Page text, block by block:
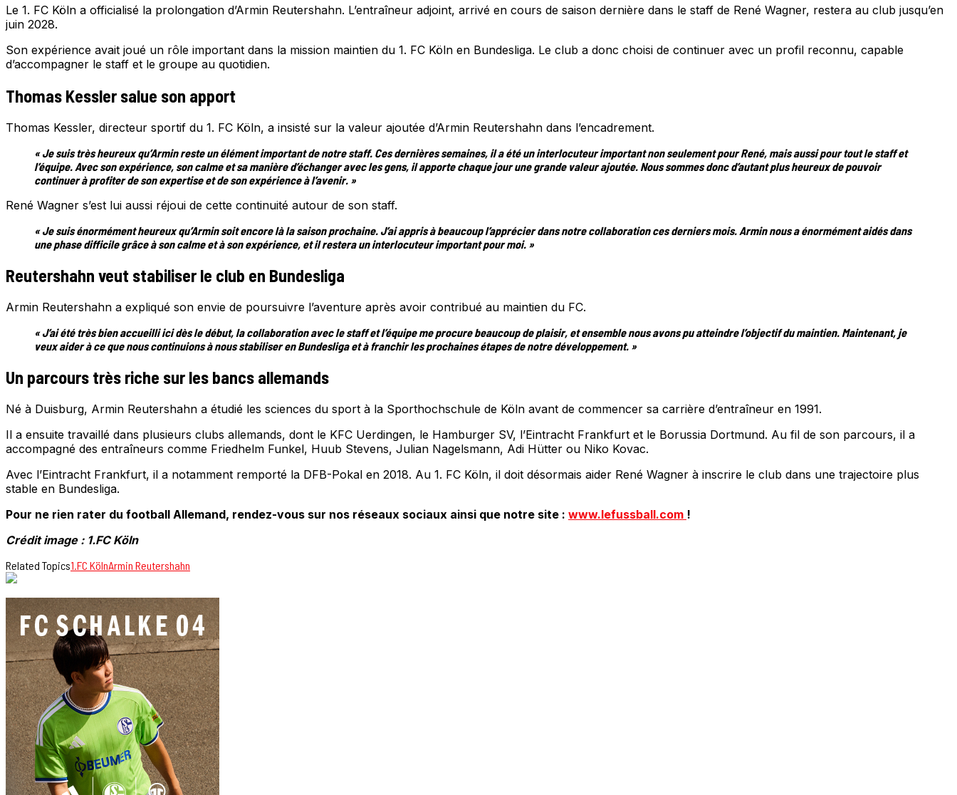
Le 1. FC Köln a officialisé la prolongation d’Armin Reutershahn. L’entraîneur adjoint, arrivé en cours de saison dernière dans le staff de René Wagner, restera au club jusqu’en
juin 2028.
Son expérience avait joué un rôle important dans la mission maintien du 1. FC Köln en Bundesliga. Le club a donc choisi de continuer avec un profil reconnu, capable
d’accompagner le staff et le groupe au quotidien.
Thomas Kessler salue son apport
Thomas Kessler, directeur sportif du 1. FC Köln, a insisté sur la valeur ajoutée d’Armin Reutershahn dans l’encadrement.
« Je suis très heureux qu’Armin reste un élément important de notre staff. Ces dernières semaines, il a été un interlocuteur important non seulement pour René, mais aussi pour tout le staff et
l’équipe. Avec son expérience, son calme et sa manière d’échanger avec les gens, il apporte chaque jour une grande valeur ajoutée. Nous sommes donc d’autant plus heureux de pouvoir
continuer à profiter de son expertise et de son expérience à l’avenir. »
René Wagner s’est lui aussi réjoui de cette continuité autour de son staff.
« Je suis énormément heureux qu’Armin soit encore là la saison prochaine. J’ai appris à beaucoup l’apprécier dans notre collaboration ces derniers mois. Armin nous a énormément aidés dans
une phase difficile grâce à son calme et à son expérience, et il restera un interlocuteur important pour moi. »
Reutershahn veut stabiliser le club en Bundesliga
Armin Reutershahn a expliqué son envie de poursuivre l’aventure après avoir contribué au maintien du FC.
« J’ai été très bien accueilli ici dès le début, la collaboration avec le staff et l’équipe me procure beaucoup de plaisir, et ensemble nous avons pu atteindre l’objectif du maintien. Maintenant, je
veux aider à ce que nous continuions à nous stabiliser en Bundesliga et à franchir les prochaines étapes de notre développement. »
Un parcours très riche sur les bancs allemands
Né à Duisburg, Armin Reutershahn a étudié les sciences du sport à la Sporthochschule de Köln avant de commencer sa carrière d’entraîneur en 1991.
Il a ensuite travaillé dans plusieurs clubs allemands, dont le KFC Uerdingen, le Hamburger SV, l’Eintracht Frankfurt et le Borussia Dortmund. Au fil de son parcours, il a
accompagné des entraîneurs comme Friedhelm Funkel, Huub Stevens, Julian Nagelsmann, Adi Hütter ou Niko Kovac.
Avec l’Eintracht Frankfurt, il a notamment remporté la DFB-Pokal en 2018. Au 1. FC Köln, il doit désormais aider René Wagner à inscrire le club dans une trajectoire plus
stable en Bundesliga.
Pour ne rien rater du football Allemand, rendez-vous sur nos réseaux sociaux ainsi que notre site : www.lefussball.com !
Crédit image : 1.FC Köln
Related Topics1.FC KölnArmin Reutershahn